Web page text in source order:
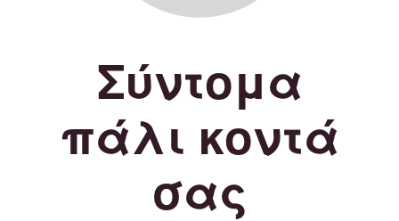
Σύντομα
πάλι κοντά
σας